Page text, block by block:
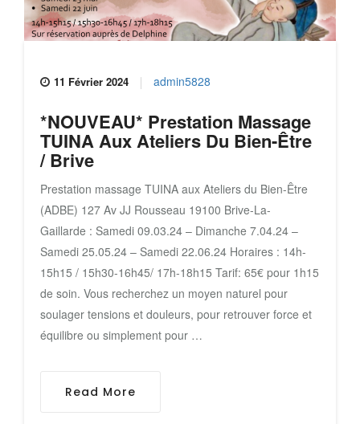
11 Février 2024 admin5828
*NOUVEAU* Prestation Massage
TUINA Aux Ateliers Du Bien-Être
/ Brive
Prestation massage TUINA aux Ateliers du Bien-Être
(ADBE) 127 Av JJ Rousseau 19100 Brive-La-
Gaillarde : Samedi 09.03.24 – Dimanche 7.04.24 –
Samedi 25.05.24 – Samedi 22.06.24 Horaires : 14h-
15h15 / 15h30-16h45/ 17h-18h15 Tarif: 65€ pour 1h15
de soin. Vous recherchez un moyen naturel pour
soulager tensions et douleurs, pour retrouver force et
équilibre ou simplement pour …
Read More